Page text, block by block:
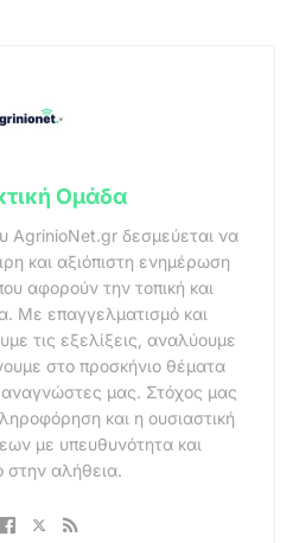
Ομάδα
AgrinioNet.gr δεσμεύεται να
και αξιόπιστη ενημέρωση
αφορούν την τοπική και
Με επαγγελματισμό και
τις εξελίξεις, αναλύουμε
στο προσκήνιο θέματα
μας. Στόχος μας
και η ουσιαστική
με υπευθυνότητα και
στην αλήθεια.